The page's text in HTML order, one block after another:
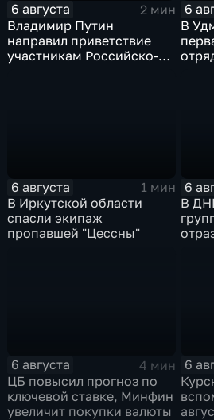
6 августа
2 мин
Владимир Путин
направил приветствие
участникам Российско-
6
В
6 августа
1 мин
В Иркутской области
спасли экипаж
пропавшей "Цессны"
6
В
6 августа
4 мин
ЦБ повысил прогноз по
ключевой ставке, Минфин
увеличит покупки валюты
6